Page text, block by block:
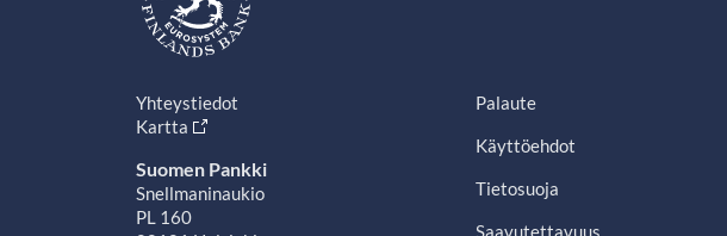
Yhteystiedot
Kartta
Suomen Pankki
Snellmaninaukio
PL 160
Palaute
Käyttöehdot
Tietosuoja
Saavutettavuus